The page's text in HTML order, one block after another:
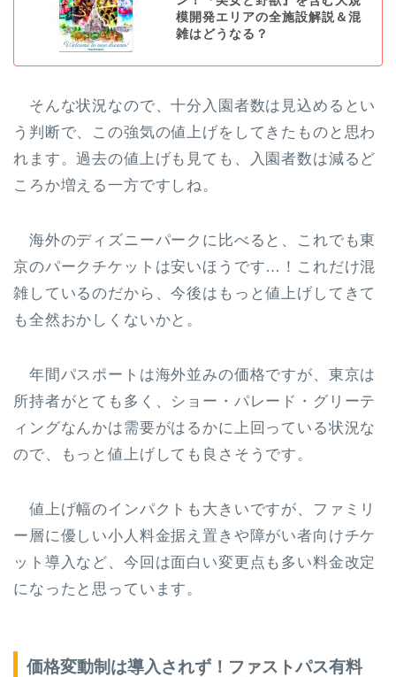
模開発エリアの全施設解説＆混
雑はどうなる？
そんな状況なので、十分入園者数は見込めるとい
う判断で、この強気の値上げをしてきたものと思わ
れます。過去の値上げも見ても、入園者数は減るど
ころか増える一方ですしね。
海外のディズニーパークに比べると、これでも東
京のパークチケットは安いほうです…！これだけ混
雑しているのだから、今後はもっと値上げしてきて
も全然おかしくないかと。
年間パスポートは海外並みの価格ですが、東京は
所持者がとても多く、ショー・パレード・グリーテ
ィングなんかは需要がはるかに上回っている状況な
ので、もっと値上げしても良さそうです。
値上げ幅のインパクトも大きいですが、ファミリ
ー層に優しい小人料金据え置きや障がい者向けチケ
ット導入など、今回は面白い変更点も多い料金改定
になったと思っています。
価格変動制は導入されず！ファストパス有料